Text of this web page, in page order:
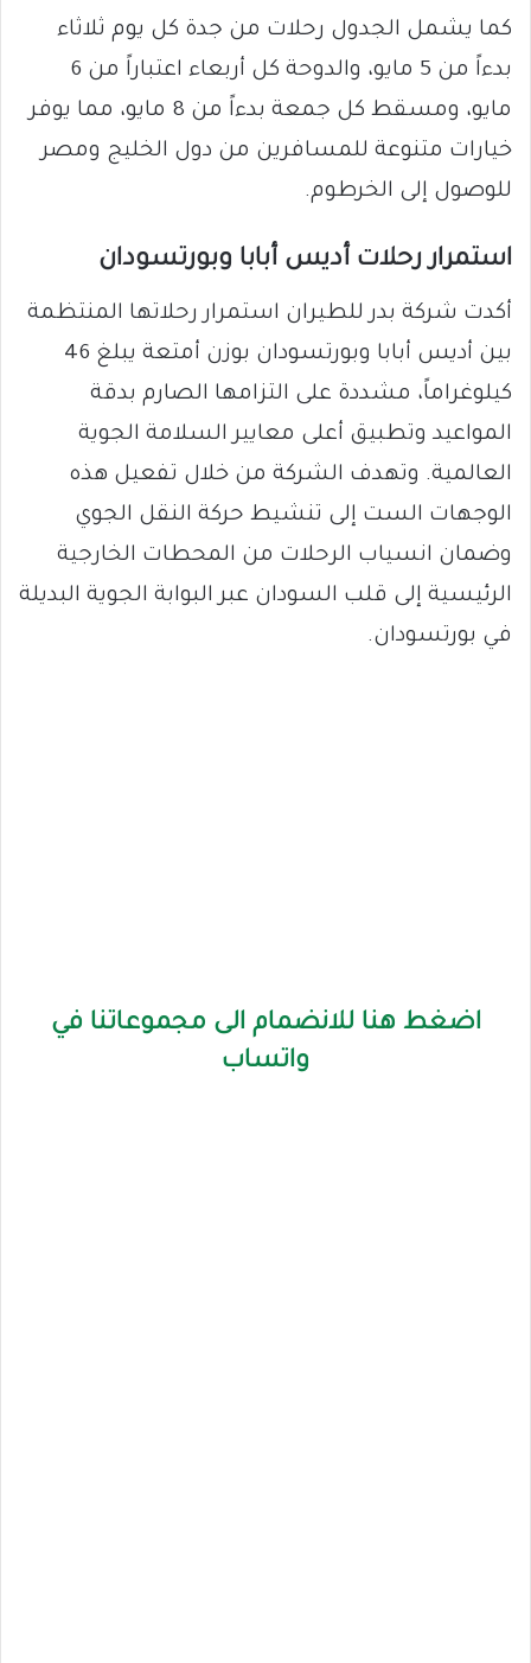
كما يشمل الجدول رحلات من جدة كل يوم ثلاثاء
بدءاً من 5 مايو، والدوحة كل أربعاء اعتباراً من 6
مايو، ومسقط كل جمعة بدءاً من 8 مايو، مما يوفر
خيارات متنوعة للمسافرين من دول الخليج ومصر
للوصول إلى الخرطوم.
​استمرار رحلات أديس أبابا وبورتسودان
​أكدت شركة بدر للطيران استمرار رحلاتها المنتظمة
بين أديس أبابا وبورتسودان بوزن أمتعة يبلغ 46
كيلوغراماً، مشددة على التزامها الصارم بدقة
المواعيد وتطبيق أعلى معايير السلامة الجوية
العالمية. وتهدف الشركة من خلال تفعيل هذه
الوجهات الست إلى تنشيط حركة النقل الجوي
وضمان انسياب الرحلات من المحطات الخارجية
الرئيسية إلى قلب السودان عبر البوابة الجوية البديلة
في بورتسودان.
اضغط هنا للانضمام الى مجموعاتنا في
واتساب